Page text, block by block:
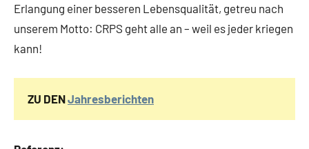
Erlangung einer besseren Lebensqualität, getreu nach
unserem Motto: CRPS geht alle an – weil es jeder kriegen
kann!
ZU DENJahresberichten